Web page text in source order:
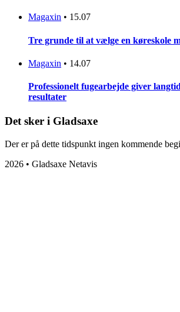
Magaxin • 15.07
Tre grunde til at vælge en køreskole
Magaxin • 14.07
Professionelt fugearbejde giver
resultater
Det sker i Gladsaxe
Der er på dette tidspunkt ingen kommende
2026 • Gladsaxe Netavis